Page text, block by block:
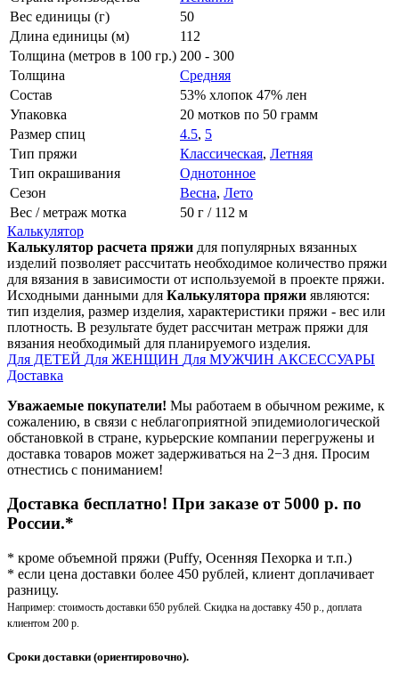
Вес единицы (г)
50
Длина единицы (м)
112
Толщина (метров в 100 гр.) 200 - 300
Толщина
Средняя
Состав
53% хлопок 47% лен
Упаковка
20 мотков по 50 грамм
Размер спиц
4.5, 5
Тип пряжи
Классическая, Летняя
Тип окрашивания
Однотонное
Сезон
Весна, Лето
Вес / метраж мотка
50 г / 112 м
Калькулятор
Калькулятор расчета пряжи для популярных вязанных
изделий позволяет рассчитать необходимое количество пряжи
для вязания в зависимости от используемой в проекте пряжи.
Исходными данными для Калькулятора пряжи являются:
тип изделия, размер изделия, характеристики пряжи - вес или
плотность. В результате будет рассчитан метраж пряжи для
вязания необходимый для планируемого изделия.
Для ДЕТЕЙ Для ЖЕНЩИН Для МУЖЧИН АКСЕССУАРЫ
Доставка
Уважаемые покупатели! Мы работаем в обычном режиме, к
сожалению, в связи с неблагоприятной эпидемиологической
обстановкой в стране, курьерские компании перегружены и
доставка товаров может задерживаться на 2−3 дня. Просим
отнестись с пониманием!
Доставка бесплатно! При заказе от 5000 р. по
России.*
* кроме объемной пряжи (Puffy, Осенняя Пехорка и т.п.)
* если цена доставки более 450 рублей, клиент доплачивает
разницу.
Например: стоимость доставки 650 рублей. Скидка на доставку 450 р., доплата
клиентом 200 р.
Сроки доставки (ориентировочно).